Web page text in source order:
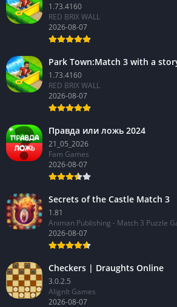
1.73.4160
RED BRIX WALL
2026-08-07
Park Town:Match 3 with a
1.73.4160
RED BRIX WALL
2026-08-07
Правда или ложь 2024
21_05_2026
Fam Games
2026-08-07
Secrets of the Castle Match 3
1.81
Animan Publishing - Match 3 Puzzle
2026-08-07
Checkers | Draughts Online
3.0.2.5
AlignIt Games
2026-08-07